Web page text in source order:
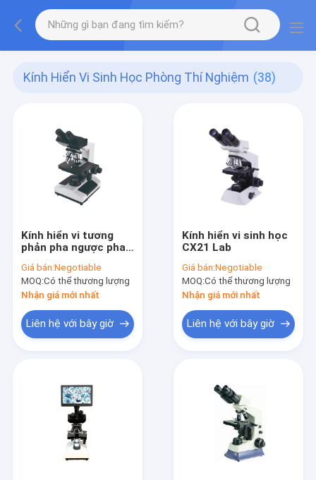
Kính Hiển Vi Sinh Học Phòng Thí Nghiệm (38)
Kính hiển vi tương
phản pha ngược pha
Giá bán:Negotiable
MOQ:Có thể thương lượng
Nhận giá mới nhất
Liên hệ với bây giờ
Kính hiển vi sinh học
CX21 Lab
Giá bán:Negotiable
MOQ:Có thể thương lượng
Nhận giá mới nhất
Liên hệ với bây giờ